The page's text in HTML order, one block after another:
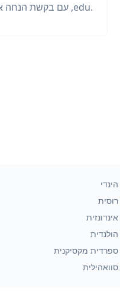
.edu, עם בקשת הנחה אחת בכל שנה.
הינדי
רוסית
אינדונזית
הולנדית
ספרדית מקסיקנית
סוואהילית